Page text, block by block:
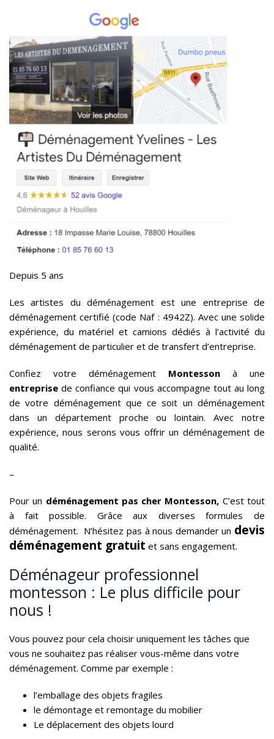
Depuis 5 ans
Les artistes du déménagement est une entreprise de
déménagement certifié (code Naf : 4942Z). Avec une solide
expérience, du matériel et camions dédiés à l’activité du
déménagement de particulier et de transfert d’entreprise.
Confiez votre déménagement Montesson à une
entreprise de confiance qui vous accompagne tout au long
de votre déménagement que ce soit un déménagement
dans un département proche ou lointain. Avec notre
expérience, nous serons vous offrir un déménagement de
qualité.
–
Pour un déménagement pas cher Montesson, C’est tout
à fait possible. Grâce aux diverses formules de
déménagement. N’hésitez pas à nous demander un devis
déménagement gratuit et sans engagement.
Déménageur professionnel
montesson : Le plus difficile pour
nous !
Vous pouvez pour cela choisir uniquement les tâches que
vous ne souhaitez pas réaliser vous-même dans votre
déménagement. Comme par exemple :
l’emballage des objets fragiles
le démontage et remontage du mobilier
Le déplacement des objets lourd